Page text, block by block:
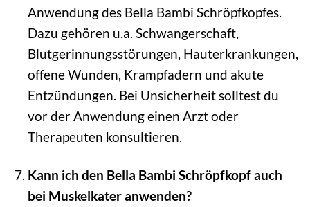
Anwendung des Bella Bambi Schröpfkopfes.
Dazu gehören u.a. Schwangerschaft,
Blutgerinnungsstörungen, Hauterkrankungen,
offene Wunden, Krampfadern und akute
Entzündungen. Bei Unsicherheit solltest du
vor der Anwendung einen Arzt oder
Therapeuten konsultieren.
Kann ich den Bella Bambi Schröpfkopf auch
bei Muskelkater anwenden?